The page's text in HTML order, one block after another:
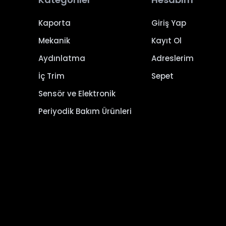
Kaporta
Mekanik
Aydınlatma
İç Trim
Sensör ve Elektronik
Periyodik Bakım Ürünleri
Giriş Yap
Kayıt Ol
Adreslerim
Sepet